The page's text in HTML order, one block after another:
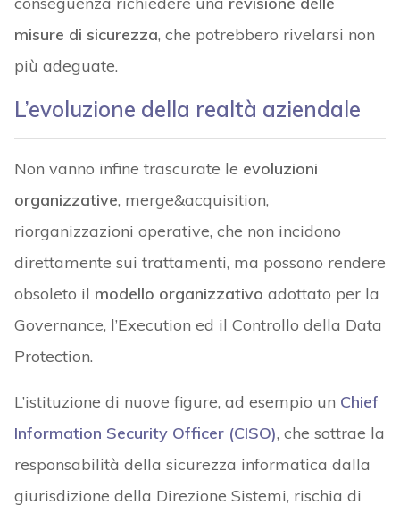
misure di sicurezza, che potrebbero rivelarsi non
più adeguate.
L’evoluzione della realtà aziendale
Non vanno infine trascurate le evoluzioni
organizzative, merge&acquisition,
riorganizzazioni operative, che non incidono
direttamente sui trattamenti, ma possono rendere
obsoleto il modello organizzativo adottato per la
Governance, l’Execution ed il Controllo della Data
Protection.
L’istituzione di nuove figure, ad esempio un Chief
Information Security Officer (CISO), che sottrae la
responsabilità della sicurezza informatica dalla
giurisdizione della Direzione Sistemi, rischia di